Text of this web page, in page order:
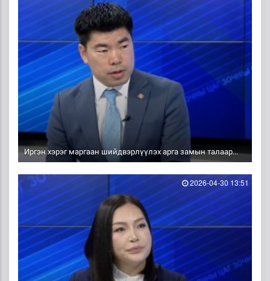
Иргэн хэрэг маргаан шийдвэрлүүлэх арга замын талаар...
2026-04-30 13:51